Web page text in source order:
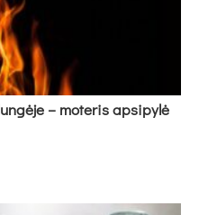
– mo­te­ris ap­si­py­lė